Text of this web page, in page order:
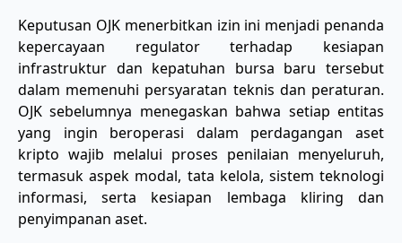
Keputusan OJK menerbitkan izin ini menjadi penanda
kepercayaan regulator terhadap kesiapan
infrastruktur dan kepatuhan bursa baru tersebut
dalam memenuhi persyaratan teknis dan peraturan.
OJK sebelumnya menegaskan bahwa setiap entitas
yang ingin beroperasi dalam perdagangan aset
kripto wajib melalui proses penilaian menyeluruh,
termasuk aspek modal, tata kelola, sistem teknologi
informasi, serta kesiapan lembaga kliring dan
penyimpanan aset.